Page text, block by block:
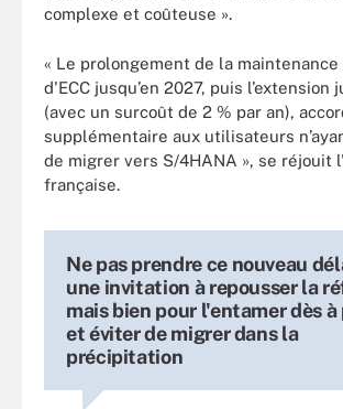
complexe et coûteuse ».
« Le prolongement de la maintenance
d'ECC jusqu’en 2027, puis l’extension
(avec un surcoût de 2 % par an),
supplémentaire aux utilisateurs
de migrer vers S/4HANA », se réjouit
française.
Ne pas prendre ce nouveau
une invitation à repousser la
mais bien pour l'entamer dès
et éviter de migrer dans la
précipitation